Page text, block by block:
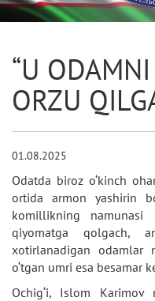
“U
ORZU
01.08.2025
Odatda biroz o‘kinch
ortida armon yashirin
komillikning
qiyomatga qolgach,
xotirlanadigan odamlar
o‘tgan umri esa besamar
Ochig‘i, Islom Karimov